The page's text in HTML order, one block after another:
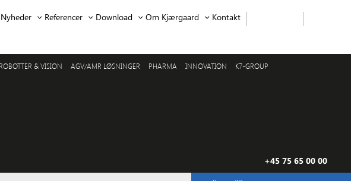
Nyheder Referencer Download Om Kjærgaard Kontakt
ROBOTTER & VISION AGV/AMR LØSNINGER PHARMA INNOVATION K7-GROUP
+45 75 65 00 00